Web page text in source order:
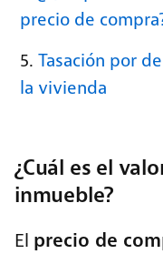
precio de
Tasación por
la vivienda
¿Cuál es el
inmueble?
El precio de